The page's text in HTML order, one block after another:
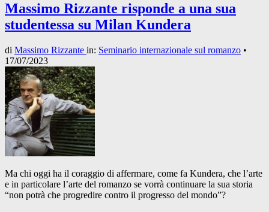
Massimo Rizzante risponde a una sua
studentessa su Milan Kundera
di Massimo Rizzante in: Seminario internazionale sul romanzo •
17/07/2023
Ma chi oggi ha il coraggio di affermare, come fa Kundera, che l’arte
e in particolare l’arte del romanzo se vorrà continuare la sua storia
“non potrà che progredire contro il progresso del mondo”?